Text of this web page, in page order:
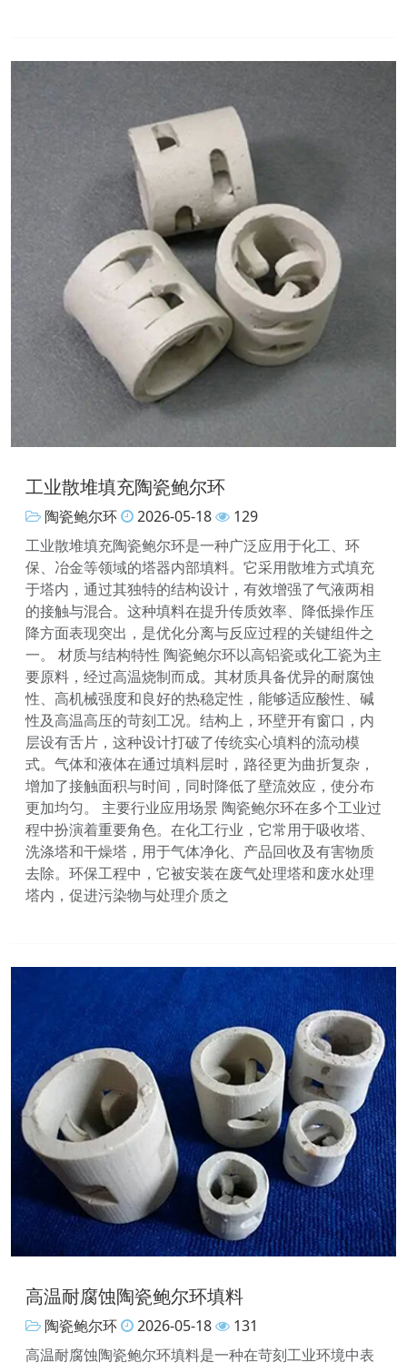
工业散堆填充陶瓷鲍尔环
陶瓷鲍尔环 2026-05-18
129
工业散堆填充陶瓷鲍尔环是一种广泛应用于化工、环
保、冶金等领域的塔器内部填料。它采用散堆方式填充
于塔内，通过其独特的结构设计，有效增强了气液两相
的接触与混合。这种填料在提升传质效率、降低操作压
降方面表现突出，是优化分离与反应过程的关键组件之
一。 材质与结构特性 陶瓷鲍尔环以高铝瓷或化工瓷为主
要原料，经过高温烧制而成。其材质具备优异的耐腐蚀
性、高机械强度和良好的热稳定性，能够适应酸性、碱
性及高温高压的苛刻工况。结构上，环壁开有窗口，内
层设有舌片，这种设计打破了传统实心填料的流动模
式。气体和液体在通过填料层时，路径更为曲折复杂，
增加了接触面积与时间，同时降低了壁流效应，使分布
更加均匀。 主要行业应用场景 陶瓷鲍尔环在多个工业过
程中扮演着重要角色。在化工行业，它常用于吸收塔、
洗涤塔和干燥塔，用于气体净化、产品回收及有害物质
去除。环保工程中，它被安装在废气处理塔和废水处理
塔内，促进污染物与处理介质之
高温耐腐蚀陶瓷鲍尔环填料
陶瓷鲍尔环 2026-05-18
131
高温耐腐蚀陶瓷鲍尔环填料是一种在苛刻工业环境中表